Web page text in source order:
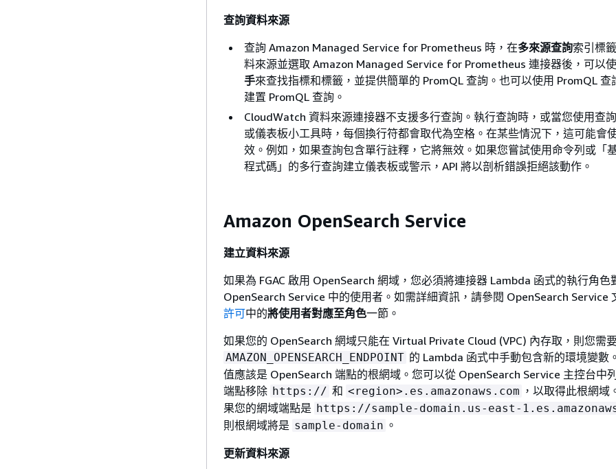
查詢資料來源
查詢 Amazon Managed Service for Prometheus 時，在多來源查詢索引標
料來源並選取 Amazon Managed Service for Prometheus 連接器後，可以
手來查找指標和標籤，並提供簡單的 PromQL 查詢。也可以使用 PromQL 查
建置 PromQL 查詢。
CloudWatch 資料來源連接器不支援多行查詢。執行查詢時，或當您使用查
或儀表板小工具時，每個換行符都會取代為空格。在某些情況下，這可能會
效。例如，如果查詢包含單行註釋，它將無效。如果您嘗試使用命令列或「
程式碼」的多行查詢建立儀表板或警示，API 將以剖析錯誤拒絕該動作。
Amazon OpenSearch Service
建立資料來源
如果為 FGAC 啟用 OpenSearch 網域，您必須將連接器 Lambda 函式的執行角色
OpenSearch Service 中的使用者。如需詳細資訊，請參閱 OpenSearch Service
許可中的將使用者對應至角色一節。
如果您的 OpenSearch 網域只能在 Virtual Private Cloud (VPC) 內存取，則您需
AMAZON_OPENSEARCH_ENDPOINT 的 Lambda 函式中手動包含新的環境變數
值應該是 OpenSearch 端點的根網域。您可以從 OpenSearch Service 主控台中
端點移除 https:// 和 <region>.es.amazonaws.com ，以取得此根網域
果您的網域端點是 https://sample-domain.us-east-
則根網域將是 sample-domain 。
更新資料來源